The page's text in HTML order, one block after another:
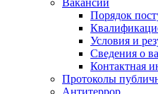
Вакансии
Порядок
Условия и
Сведения о
Контактная
Протоколы
Антитеррор